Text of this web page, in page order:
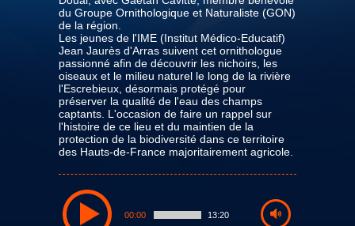
du Groupe Ornithologique et Naturaliste (GON)
de la région.
Les jeunes de l'IME (Institut Médico-Educatif)
Jean Jaurès d'Arras suivent cet ornithologue
passionné afin de découvrir les nichoirs, les
oiseaux et le milieu naturel le long de la rivière
l'Escrebieux, désormais protégé pour
préserver la qualité de l'eau des champs
captants. L'occasion de faire un rappel sur
l'histoire de ce lieu et du maintien de la
protection de la biodiversité dans ce territoire
des Hauts-de-France majoritairement agricole.
00:00 13:20